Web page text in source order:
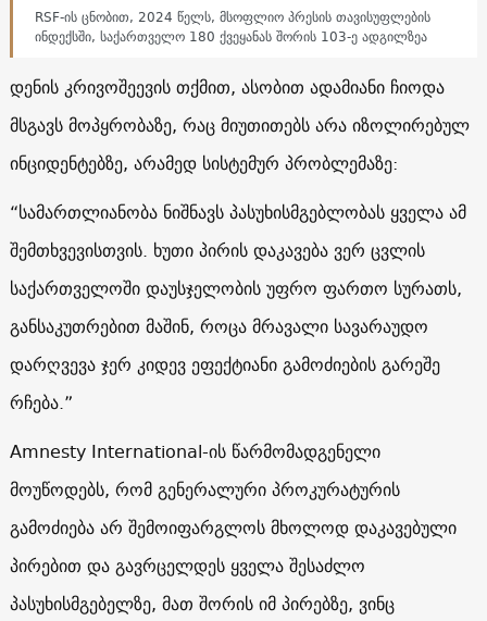
RSF-ის ცნობით, 2024 წელს, მსოფლიო პრესის თავისუფლების
ინდექსში, საქართველო 180 ქვეყანას შორის 103-ე ადგილზეა
დენის კრივოშეევის თქმით, ასობით ადამიანი ჩიოდა
მსგავს მოპყრობაზე, რაც მიუთითებს არა იზოლირებულ
ინციდენტებზე, არამედ სისტემურ პრობლემაზე:
“სამართლიანობა ნიშნავს პასუხისმგებლობას ყველა ამ
შემთხვევისთვის. ხუთი პირის დაკავება ვერ ცვლის
საქართველოში დაუსჯელობის უფრო ფართო სურათს,
განსაკუთრებით მაშინ, როცა მრავალი სავარაუდო
დარღვევა ჯერ კიდევ ეფექტიანი გამოძიების გარეშე
რჩება.”
Amnesty International-ის წარმომადგენელი
მოუწოდებს, რომ გენერალური პროკურატურის
გამოძიება არ შემოიფარგლოს მხოლოდ დაკავებული
პირებით და გავრცელდეს ყველა შესაძლო
პასუხისმგებელზე, მათ შორის იმ პირებზე, ვინც